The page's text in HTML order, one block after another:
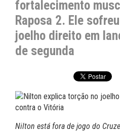
fortalecimento
Raposa 2. Ele
joelho direito em
de segunda
Nilton está fora de jogo do